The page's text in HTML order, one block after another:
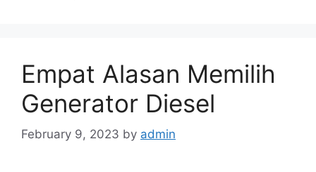
Empat Alasan Memilih
Generator Diesel
February 9, 2023 by admin